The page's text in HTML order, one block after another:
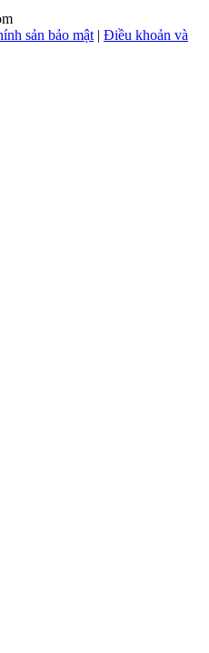
sản bảo mật | Điều khoản và